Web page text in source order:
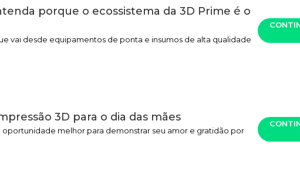
porque o ecossistema da 3D Prime é o
vai desde equipamentos de ponta e insumos de alta qualidade
3D para o dia das mães
oportunidade melhor para demonstrar seu amor e gratidão por